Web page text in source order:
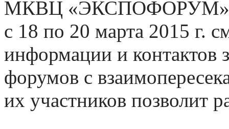
МКВЦ «ЭКСПОФОРУМ»,
c 18 по 20 марта 2015 г.
информации и контактов
форумов с
их участников позволит